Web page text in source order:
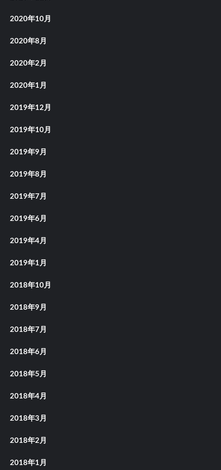
2020年10月
2020年8月
2020年2月
2020年1月
2019年12月
2019年10月
2019年9月
2019年8月
2019年7月
2019年6月
2019年4月
2019年1月
2018年10月
2018年9月
2018年7月
2018年6月
2018年5月
2018年4月
2018年3月
2018年2月
2018年1月